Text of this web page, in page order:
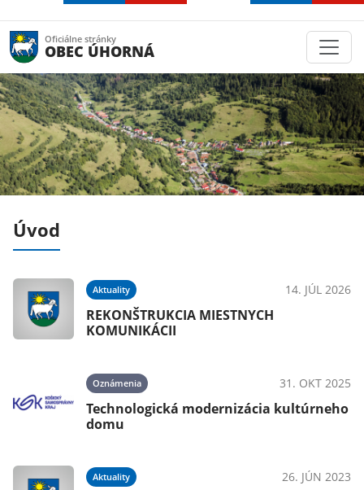
Oficiálne stránky
OBEC ÚHORNÁ
Úvod
Aktuality 14. JÚL 2026
REKONŠTRUKCIA MIESTNYCH
KOMUNIKÁCII
Oznámenia 31. OKT 2025
Technologická modernizácia kultúrneho
domu
Aktuality 26. JÚN 2023